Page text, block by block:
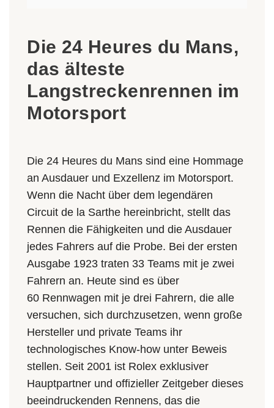
Die 24 Heures du Mans,
das älteste
Langstreckenrennen im
Motorsport
Die 24 Heures du Mans sind eine Hommage
an Ausdauer und Exzellenz im Motorsport.
Wenn die Nacht über dem legendären
Circuit de la Sarthe hereinbricht, stellt das
Rennen die Fähigkeiten und die Ausdauer
jedes Fahrers auf die Probe. Bei der ersten
Ausgabe 1923 traten 33 Teams mit je zwei
Fahrern an. Heute sind es über
60 Rennwagen mit je drei Fahrern, die alle
versuchen, sich durchzusetzen, wenn große
Hersteller und private Teams ihr
technologisches Know-how unter Beweis
stellen. Seit 2001 ist Rolex exklusiver
Hauptpartner und offizieller Zeitgeber dieses
beeindruckenden Rennens, das die